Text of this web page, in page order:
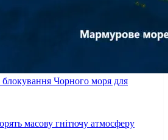
Чорного моря для
масову гнітючу атмосферу